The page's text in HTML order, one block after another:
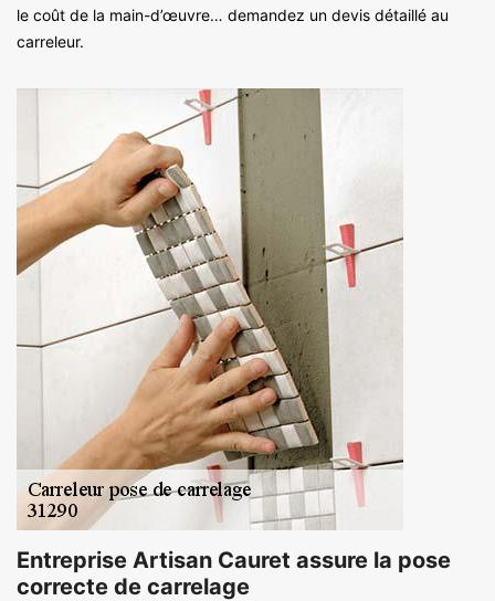
le coût de la main-d’œuvre… demandez un devis détaillé au
carreleur.
Entreprise Artisan Cauret assure la pose
correcte de carrelage